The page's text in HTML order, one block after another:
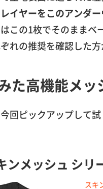
イヤーをこのアンダ
この1枚でそのまま
れの推奨を確認した方
た高機能メ
回ピックアップして
メッシュ シリ
スキ